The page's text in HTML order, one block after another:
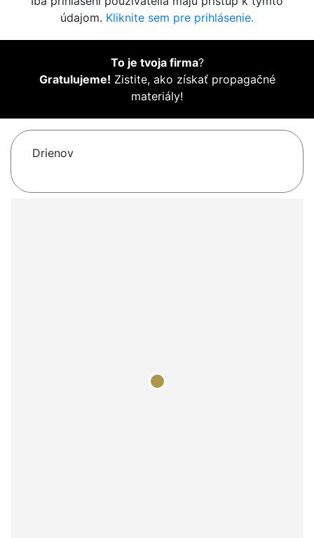
údajom. Kliknite sem pre prihlásenie.
To je tvoja firma?
Gratulujeme! Zistite, ako získať propagačné
materiály!
Drienov